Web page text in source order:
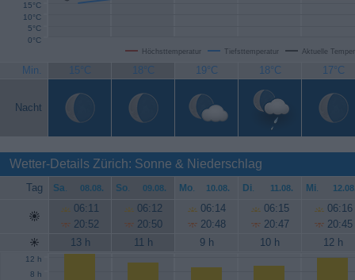
Höchsttemperatur Tiefsttemperatur Aktuelle
0°C
5°C
10°C
15°C
Min. 15°C 18°C 19°C 18°C 17°C
Nacht
Wetter-Details Zürich: Sonne & Niederschlag
Tag Sa. 08.08. So. 09.08. Mo. 10.08. Di. 11.08. Mi.
06:11
20:52
06:12
20:50
06:14
20:48
06:15
20:47
06:16
20:45
13 h
11 h 9 h 10 h 12 h
8 h
12 h